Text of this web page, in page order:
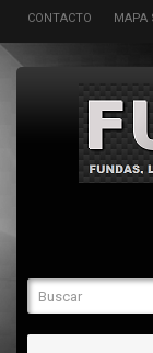
CONTACTO MAPA